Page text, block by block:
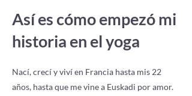
Así es cómo empezó mi
historia en el yoga
Nací, crecí y viví en Francia hasta mis 22
años, hasta que me vine a Euskadi por amor.